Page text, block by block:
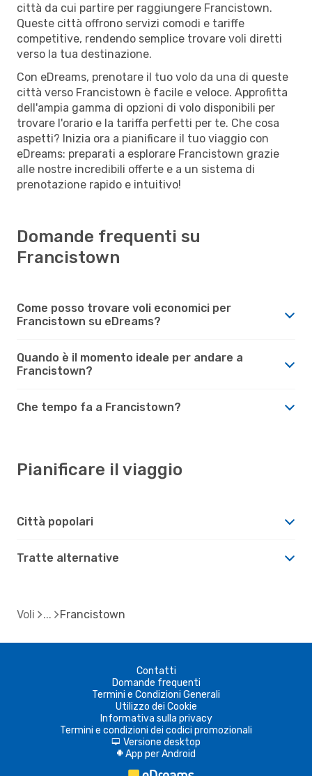
città da cui partire per raggiungere Francistown.
Queste città offrono servizi comodi e tariffe
competitive, rendendo semplice trovare voli diretti
verso la tua destinazione.
Con eDreams, prenotare il tuo volo da una di queste
città verso Francistown è facile e veloce. Approfitta
dell'ampia gamma di opzioni di volo disponibili per
trovare l'orario e la tariffa perfetti per te. Che cosa
aspetti? Inizia ora a pianificare il tuo viaggio con
eDreams: preparati a esplorare Francistown grazie
alle nostre incredibili offerte e a un sistema di
prenotazione rapido e intuitivo!
Domande frequenti su
Francistown
Come posso trovare voli economici per
Francistown su eDreams?
Quando è il momento ideale per andare a
Francistown?
Che tempo fa a Francistown?
Pianificare il viaggio
Città popolari
Tratte alternative
Voli Francistown
Contatti
Domande frequenti
Termini e Condizioni Generali
Utilizzo dei Cookie
Informativa sulla privacy
Termini e condizioni dei codici promozionali
d Versione desktop
A App per Android